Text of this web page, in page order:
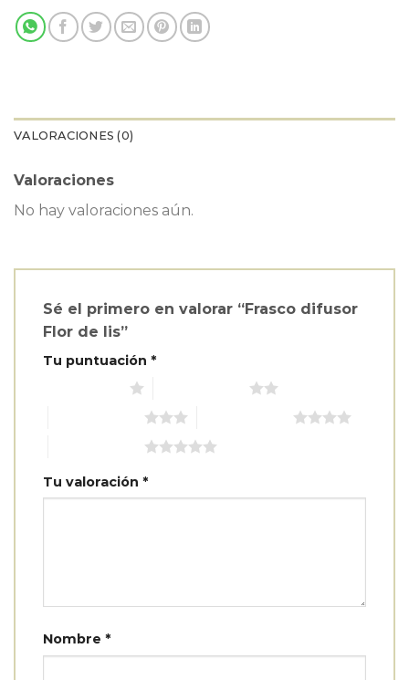
VALORACIONES (0)
Valoraciones
No hay valoraciones aún.
Sé el primero en valorar “Frasco difusor
Flor de lis”
Tu puntuación *
Tu valoración *
Nombre *